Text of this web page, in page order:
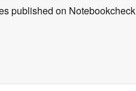
published on Notebookcheck